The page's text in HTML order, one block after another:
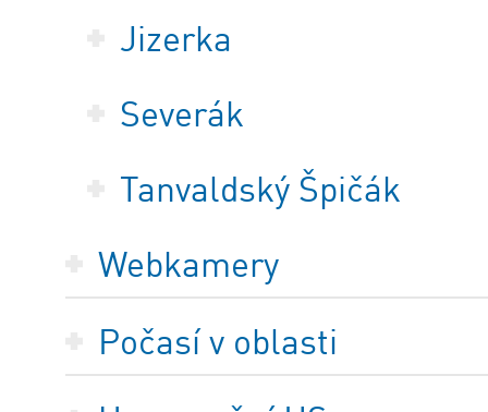
Jizerka
Severák
Tanvaldský Špičák
Webkamery
Počasí v oblasti